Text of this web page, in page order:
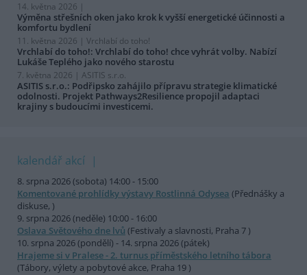
14. května 2026 |
Výměna střešních oken jako krok k vyšší energetické účinnosti a
komfortu bydlení
11. května 2026 | Vrchlabí do toho!
Vrchlabí do toho!: Vrchlabí do toho! chce vyhrát volby. Nabízí
Lukáše Teplého jako nového starostu
7. května 2026 | ASITIS s.r.o.
ASITIS s.r.o.: Podřipsko zahájilo přípravu strategie klimatické
odolnosti. Projekt Pathways2Resilience propojil adaptaci
krajiny s budoucími investicemi.
kalendář akcí
8. srpna 2026 (sobota) 14:00 - 15:00
Komentované prohlídky výstavy Rostlinná Odysea (Přednášky a
diskuse, )
9. srpna 2026 (neděle) 10:00 - 16:00
Oslava Světového dne lvů (Festivaly a slavnosti, Praha 7 )
10. srpna 2026 (pondělí) - 14. srpna 2026 (pátek)
Hrajeme si v Pralese - 2. turnus příměstského letního tábora
(Tábory, výlety a pobytové akce, Praha 19 )